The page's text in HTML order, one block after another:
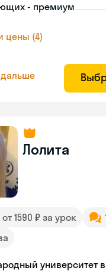
- премиум
цены (4)
дальше
Лолита
от 1590 ₽ за урок
университет в